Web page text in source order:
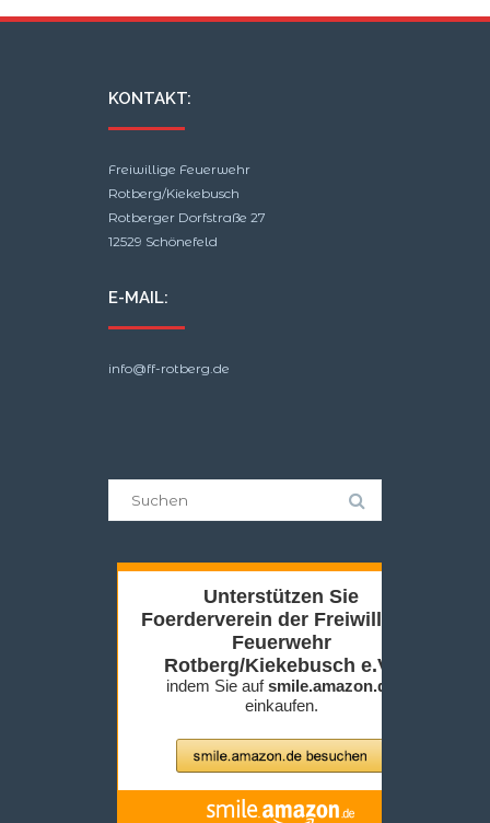
KONTAKT:
Freiwillige Feuerwehr
Rotberg/Kiekebusch
Rotberger Dorfstraße 27
12529 Schönefeld
E-MAIL:
info@ff-rotberg.de